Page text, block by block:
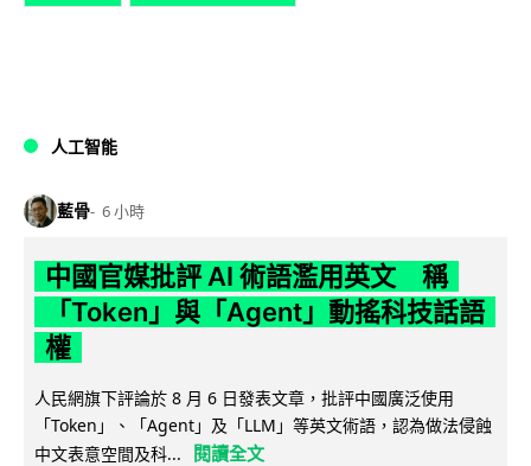
人工智能
藍骨 6 小時
中國官媒批評 AI 術語濫用英文 稱
「Token」與「Agent」動搖科技話語
權
人民網旗下評論於 8 月 6 日發表文章，批評中國廣泛使用
「Token」、「Agent」及「LLM」等英文術語，認為做法侵蝕
中文表意空間及科...
閱讀全文